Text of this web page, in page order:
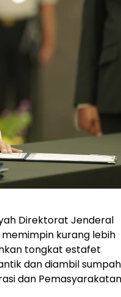
Direktorat Jenderal
kurang lebih
tongkat estafet
dan diambil sumpah
dan